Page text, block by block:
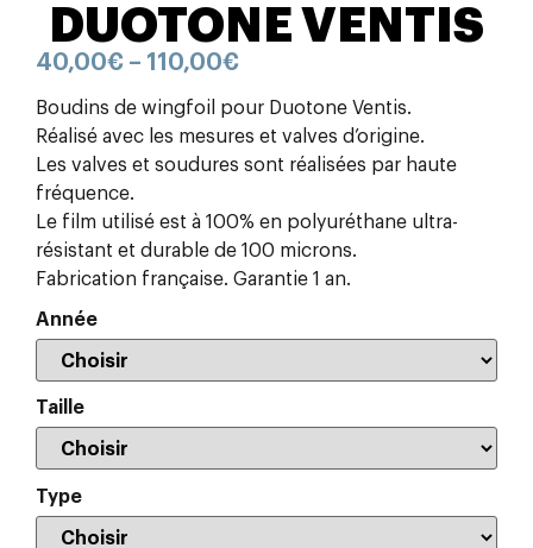
DUOTONE VENTIS
40,00€ – 110,00€
Boudins de wingfoil pour Duotone Ventis.
Réalisé avec les mesures et valves d’origine.
Les valves et soudures sont réalisées par haute
fréquence.
Le film utilisé est à 100% en polyuréthane ultra-
résistant et durable de 100 microns.
Fabrication française. Garantie 1 an.
Année
Taille
Type